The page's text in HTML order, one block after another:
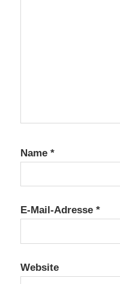
Name *
E-Mail-Adresse *
Website